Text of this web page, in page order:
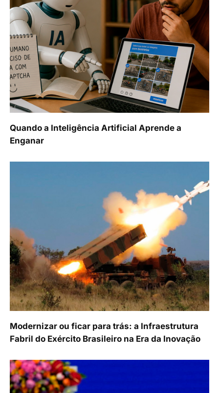
Quando a Inteligência Artificial Aprende a
Enganar
Modernizar ou ficar para trás: a Infraestrutura
Fabril do Exército Brasileiro na Era da Inovação